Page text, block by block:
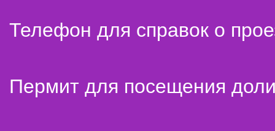
Телефон для справок о
Пермит для посещения